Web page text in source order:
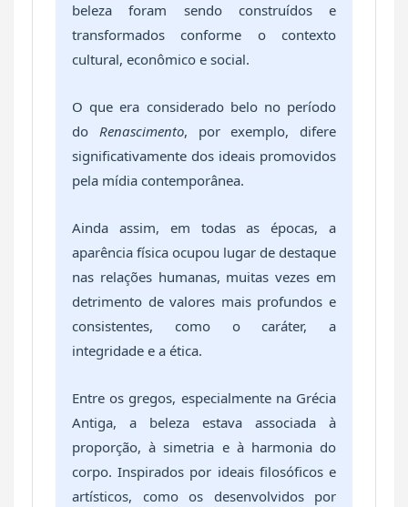
beleza foram sendo construídos e
transformados conforme o contexto
cultural, econômico e social.
O que era considerado belo no período
do Renascimento, por exemplo, difere
significativamente dos ideais promovidos
pela mídia contemporânea.
Ainda assim, em todas as épocas, a
aparência física ocupou lugar de destaque
nas relações humanas, muitas vezes em
detrimento de valores mais profundos e
consistentes, como o caráter, a
integridade e a ética.
Entre os gregos, especialmente na Grécia
Antiga, a beleza estava associada à
proporção, à simetria e à harmonia do
corpo. Inspirados por ideais filosóficos e
artísticos, como os desenvolvidos por